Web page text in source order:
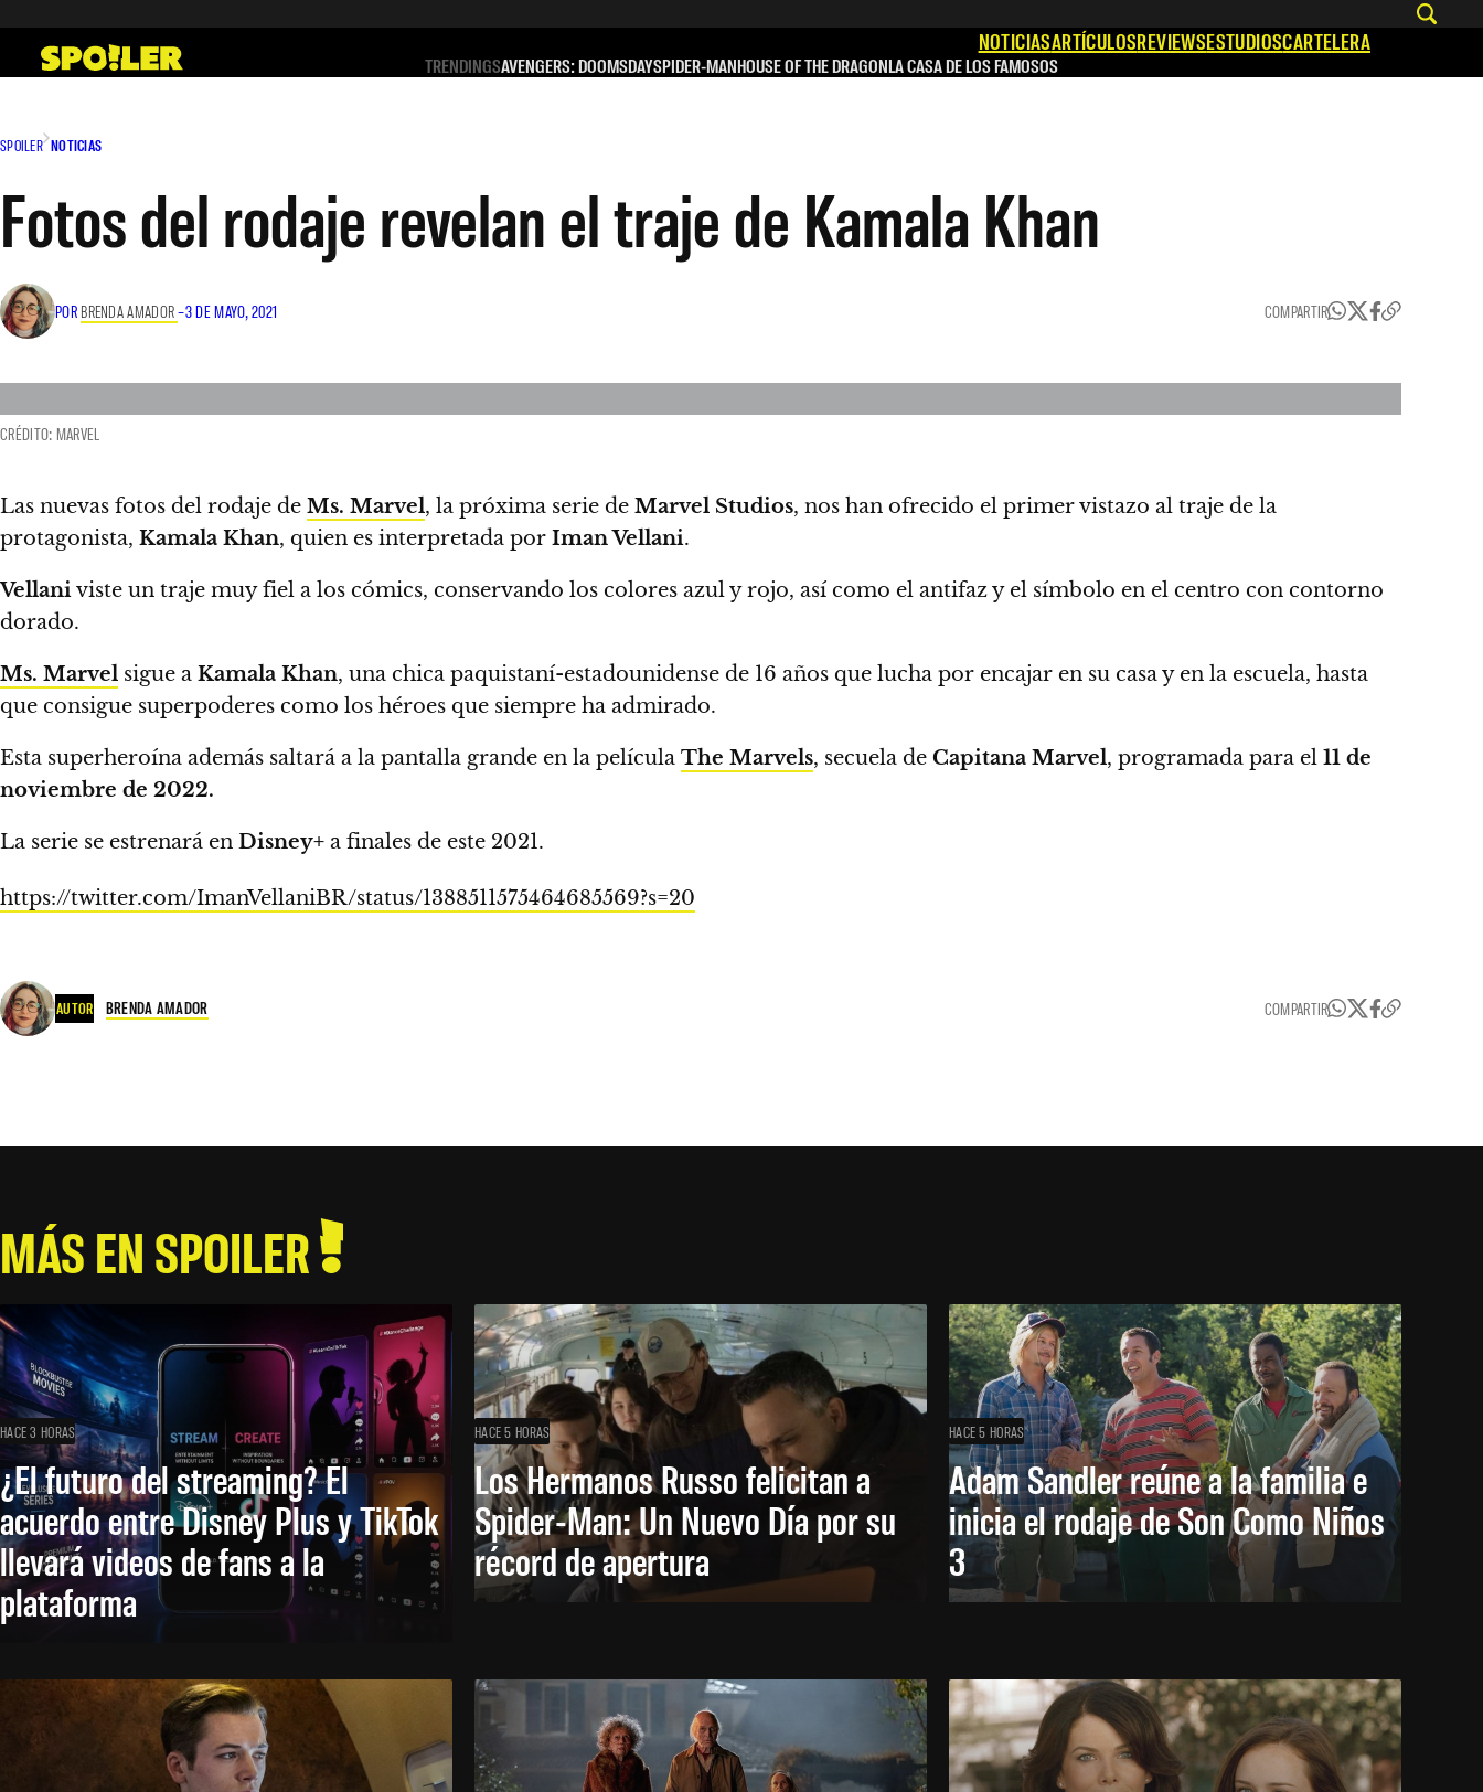
contenido
NOTICIASARTÍCULOSREVIEWSESTUDIOSCARTELERA
TRENDINGSAVENGERS: DOOMSDAYSPIDER-MANHOUSE OF THE DRAGONLA CASA DE LOS FAMOSOS
SPOILER NOTICIAS
Fotos del rodaje revelan el traje de Kamala Khan
POR BRENDA AMADOR–3 DE MAYO, 2021 COMPARTIR
CRÉDITO: MARVEL
Las nuevas fotos del rodaje de Ms. Marvel, la próxima serie de Marvel Studios, nos han ofrecido el primer vistazo al traje de la
protagonista, Kamala Khan, quien es interpretada por Iman Vellani.
Vellaniviste un traje muy fiel a los cómics, conservando los colores azul y rojo, así como el antifaz y el símbolo en el centro con contorno
dorado.
Ms. Marvel sigue a Kamala Khan, una chica paquistaní-estadounidense de 16 años que lucha por encajar en su casa y en la escuela, hasta
que consigue superpoderes como los héroes que siempre ha admirado.
Esta superheroína además saltará a la pantalla grande en la película The Marvels, secuela de Capitana Marvel, programada para el 11 de
noviembre de 2022.
La serie se estrenará en Disney+ a finales de este 2021.
https://twitter.com/ImanVellaniBR/status/1388511575464685569?s=20
AUTOR BRENDA AMADOR COMPARTIR
MÁS EN SPOILER
HACE 3 HORAS
¿El futuro del streaming? El
acuerdo entre Disney Plus y TikTok
llevará videos de fans a la
plataforma
HACE 5 HORAS
Los Hermanos Russo felicitan a
Spider-Man: Un Nuevo Día por su
récord de apertura
HACE 5 HORAS
Adam Sandler reúne a la familia e
inicia el rodaje de Son Como Niños
3